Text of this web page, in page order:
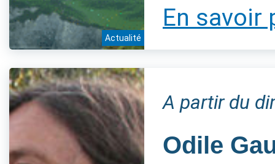
Actualité
En savoir
A partir du
Odile